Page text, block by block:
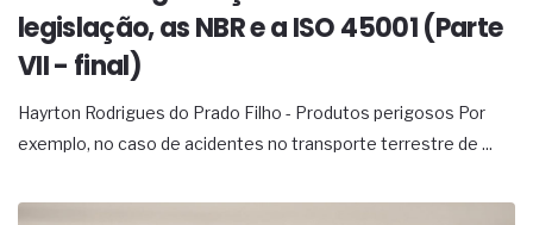
legislação, as NBR e a ISO 45001 (Parte
VII - final)
Hayrton Rodrigues do Prado Filho - Produtos perigosos Por
exemplo, no caso de acidentes no transporte terrestre de ...